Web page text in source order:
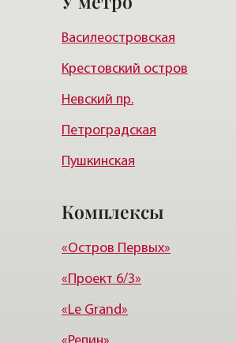
Василеостровский район
Московский район
Курортный район
Василеостровская
Крестовский остров
Невский пр.
Петроградская
Пушкинская
Чкаловская
Балтийская
Старая деревня
Удельная
Комплексы
«Остров Первых»
«Проект 6/3»
«Le Grand»